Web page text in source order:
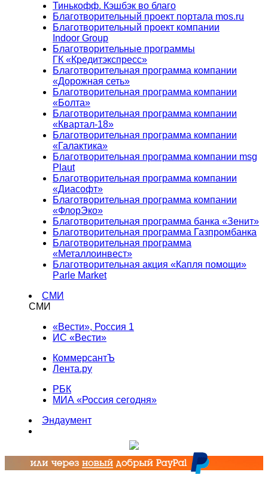
Тинькофф. Кэшбэк во благо
Благотворительный проект портала mos.ru
Благотворительный проект компании
Indoor Group
Благотворительные программы
ГК «Кредитэкспресс»
Благотворительная программа компании
«Дорожная сеть»
Благотворительная программа компании
«Болта»
Благотворительная программа компании
«Квартал-18»
Благотворительная программа компании
«Галактика»
Благотворительная программа компании msg
Plaut
Благотворительная программа компании
«Диасофт»
Благотворительная программа компании
«ФлорЭко»
Благотворительная программа банка «Зенит»
Благотворительная программа Газпромбанка
Благотворительная программа
«Металлоинвест»
Благотворительная акция «Капля помощи»
Parle Market
СМИ
СМИ
«Вести», Россия 1
ИС «Вести»
КоммерсантЪ
Лента.ру
РБК
МИА «Россия сегодня»
Эндаумент